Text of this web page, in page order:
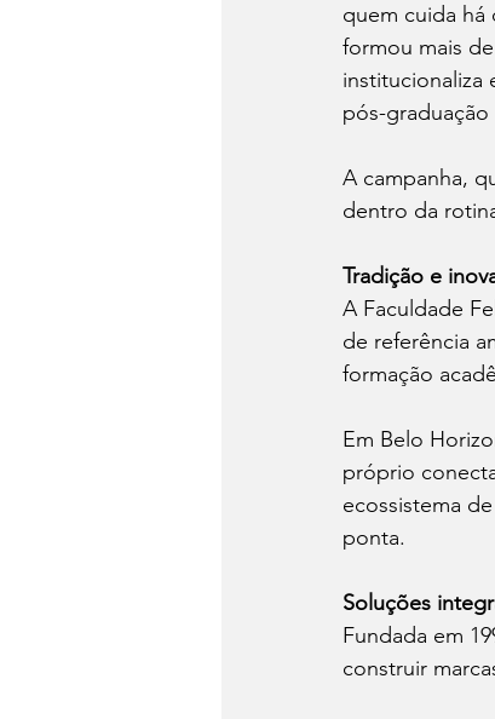
quem cuida há
formou mais
institucionaliza
pós-
A campanha,
dentro da
Tradição e
A Faculdade
de referência
formação
Em Belo
próprio
ecossistema
ponta.
Soluções
Fundada em
construir